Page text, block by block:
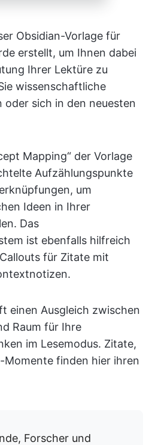
Obsidian-Vorlage für
erstellt, um Ihnen dabei
Ihrer Lektüre zu
wissenschaftliche
oder sich in den neuesten
Mapping“ der Vorlage
Aufzählungspunkte
um
Ideen in Ihrer
Das
ist ebenfalls hilfreich
für Zitate mit
einen Ausgleich zwischen
Raum für Ihre
im Lesemodus. Zitate,
Momente finden hier ihren
Forscher und